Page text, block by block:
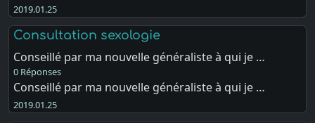
2019.01.25
Consultation sexologie
Conseillé par ma nouvelle généraliste à qui je …
0 Réponses
Conseillé par ma nouvelle généraliste à qui je …
2019.01.25